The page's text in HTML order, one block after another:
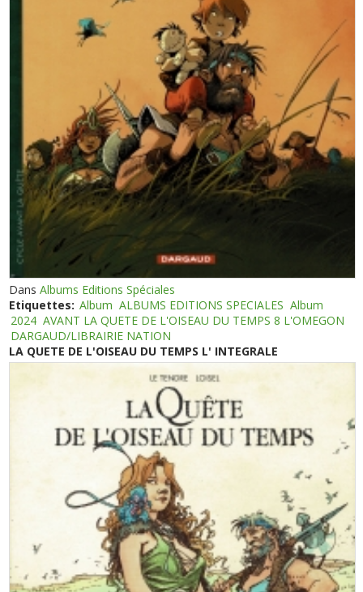
DansAlbums Editions Spéciales
Etiquettes: Album ALBUMS EDITIONS SPECIALES Album
2024 AVANT LA QUETE DE L'OISEAU DU TEMPS 8 L'OMEGON
DARGAUD/LIBRAIRIE NATION
LA QUETE DE L'OISEAU DU TEMPS L' INTEGRALE